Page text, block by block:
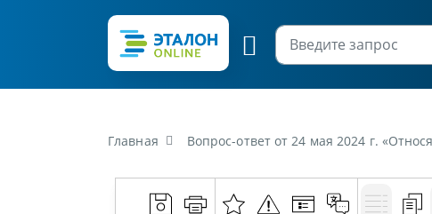
Главная Вопрос-ответ от 24 мая 2024 г. «Относятся ли применительно к положениям Закона об